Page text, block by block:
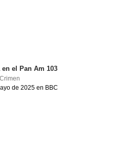
en el Pan Am 103
Crimen
de 2025 en BBC